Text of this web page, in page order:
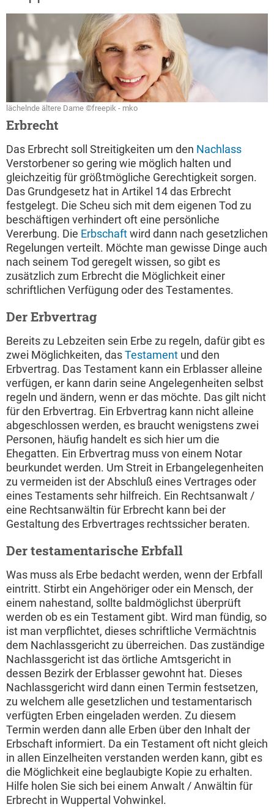
lächelnde ältere Dame ©freepik - mko
Erbrecht
Das Erbrecht soll Streitigkeiten um den Nachlass
Verstorbener so gering wie möglich halten und
gleichzeitig für größtmögliche Gerechtigkeit sorgen.
Das Grundgesetz hat in Artikel 14 das Erbrecht
festgelegt. Die Scheu sich mit dem eigenen Tod zu
beschäftigen verhindert oft eine persönliche
Vererbung. Die Erbschaftwird dann nach gesetzlichen
Regelungen verteilt. Möchte man gewisse Dinge auch
nach seinem Tod geregelt wissen, so gibt es
zusätzlich zum Erbrecht die Möglichkeit einer
schriftlichen Verfügung oder des Testamentes.
Der Erbvertrag
Bereits zu Lebzeiten sein Erbe zu regeln, dafür gibt es
zwei Möglichkeiten, dasTestament und den
Erbvertrag. Das Testament kann ein Erblasser alleine
verfügen, er kann darin seine Angelegenheiten selbst
regeln und ändern, wenn er das möchte. Das gilt nicht
für den Erbvertrag. Ein Erbvertrag kann nicht alleine
abgeschlossen werden, es braucht wenigstens zwei
Personen, häufig handelt es sich hier um die
Ehegatten. Ein Erbvertrag muss von einem Notar
beurkundet werden. Um Streit in Erbangelegenheiten
zu vermeiden ist der Abschluß eines Vertrages oder
eines Testaments sehr hilfreich. Ein Rechtsanwalt /
eine Rechtsanwältin für Erbrecht kann bei der
Gestaltung des Erbvertrages rechtssicher beraten.
Der testamentarische Erbfall
Was muss als Erbe bedacht werden, wenn der Erbfall
eintritt. Stirbt ein Angehöriger oder ein Mensch, der
einem nahestand, sollte baldmöglichst überprüft
werden ob es ein Testament gibt. Wird man fündig, so
ist man verpflichtet, dieses schriftliche Vermächtnis
dem Nachlassgericht zu überreichen. Das zuständige
Nachlassgericht ist das örtliche Amtsgericht in
dessen Bezirk der Erblasser gewohnt hat. Dieses
Nachlassgericht wird dann einen Termin festsetzen,
zu welchem alle gesetzlichen und testamentarisch
verfügten Erben eingeladen werden. Zu diesem
Termin werden dann alle Erben über den Inhalt der
Erbschaft informiert. Da ein Testament oft nicht gleich
in allen Einzelheiten verstanden werden kann, gibt es
die Möglichkeit eine beglaubigte Kopie zu erhalten.
Hilfe holen Sie sich bei einem Anwalt / Anwältin für
Erbrecht in Wuppertal Vohwinkel.